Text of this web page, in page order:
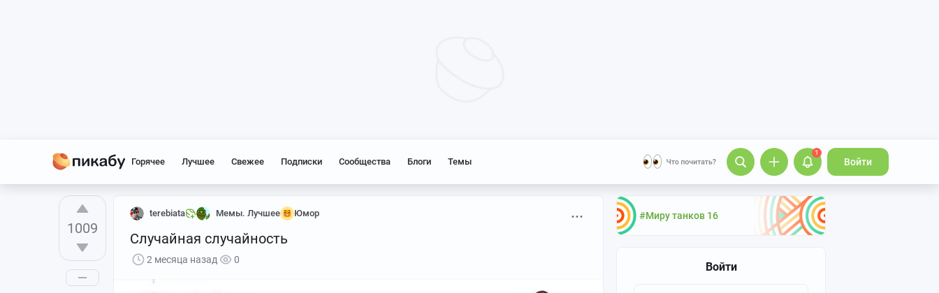
Горячее Лучшее Свежее Подписки Сообщества Блоги Темы
1
Войти
#Миру танков 16
Войти
1009
terebiata Мемы. Лучшее Юмор
Случайная случайность
2 месяца назад 0